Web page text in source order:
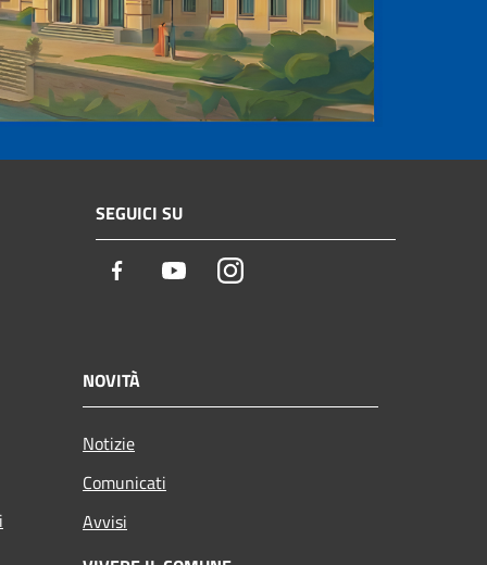
SEGUICI SU
Facebook YoutubeInstagram
NOVITÀ
Notizie
Comunicati
Avvisi